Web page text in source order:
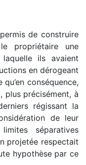
de construire
propriétaire une
ils avaient
en dérogeant
conséquence,
plus précisément, à
régissant la
de leur
séparatives
projetée respectait
hypothèse par ce